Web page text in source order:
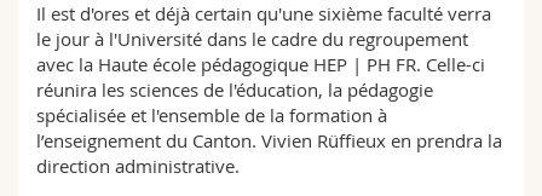
Il est d'ores et déjà certain qu'une sixième faculté verra
le jour à l'Université dans le cadre du regroupement
avec la Haute école pédagogique HEP | PH FR. Celle-ci
réunira les sciences de l'éducation, la pédagogie
spécialisée et l'ensemble de la formation à
l’enseignement du Canton. Vivien Rüffieux en prendra la
direction administrative.